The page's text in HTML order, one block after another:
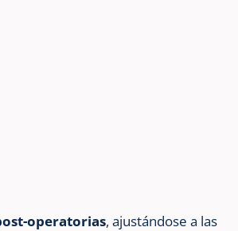
operatorias, ajustándose a las